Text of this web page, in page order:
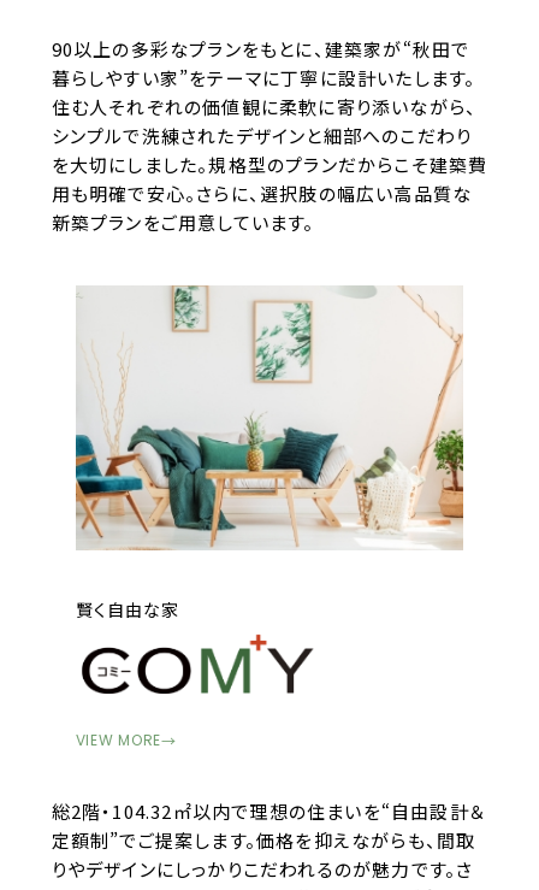
90以上の多彩なプランをもとに、建築家が“秋田で
暮らしやすい家”をテーマに丁寧に設計いたします。
住む人それぞれの価値観に柔軟に寄り添いながら、
シンプルで洗練されたデザインと細部へのこだわり
を大切にしました。規格型のプランだからこそ建築費
用も明確で安心。さらに、選択肢の幅広い高品質な
新築プランをご用意しています。
賢く自由な家
VIEW MORE→
総2階・104.32㎡以内で理想の住まいを“自由設計＆
定額制”でご提案します。価格を抑えながらも、間取
りやデザインにしっかりこだわれるのが魅力です。さ